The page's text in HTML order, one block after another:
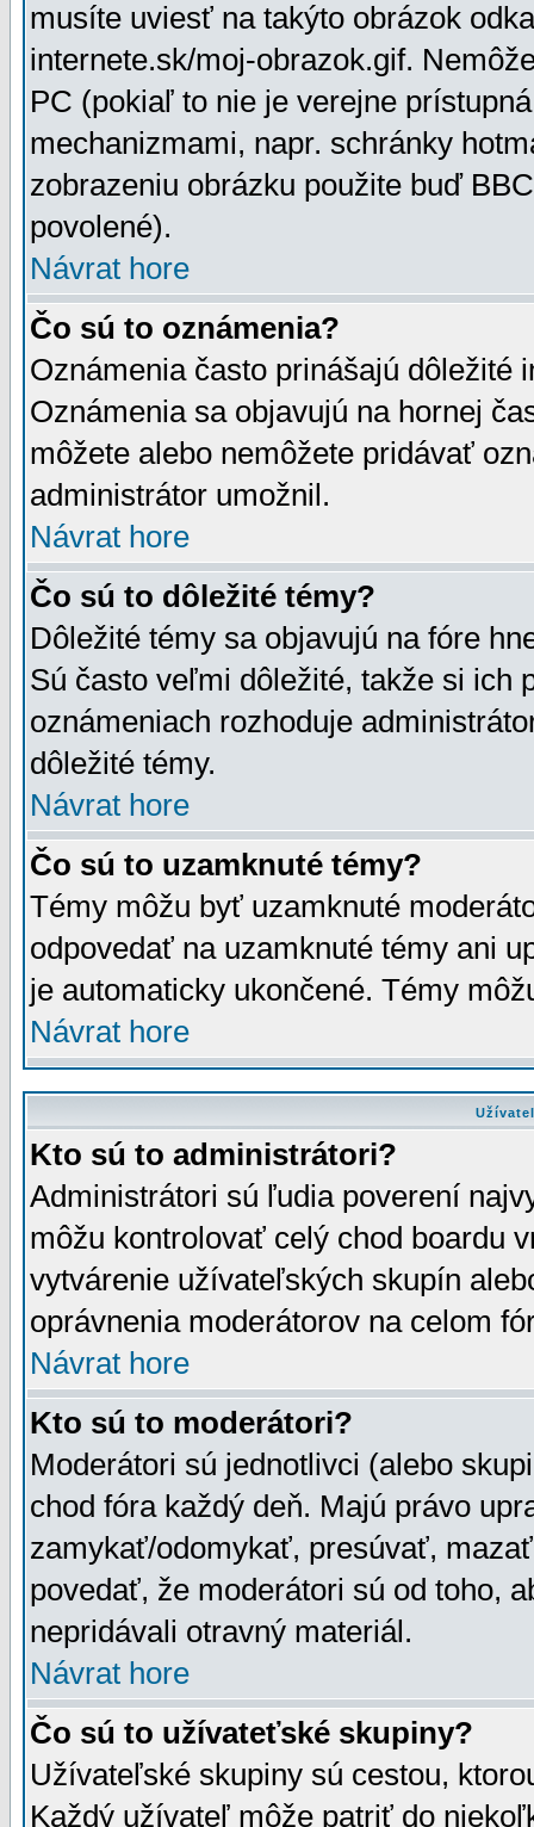
musíte uviesť na takýto obrázok
internete.sk/moj-obrazok.gif.
PC (pokiaľ to nie je verejne
mechanizmami, napr. schránky
zobrazeniu obrázku použite buď
povolené).
Návrat hore
Čo sú to oznámenia?
Oznámenia často prinášajú dôležité
Oznámenia sa objavujú na hornej
môžete alebo nemôžete pridávať
administrátor umožnil.
Návrat hore
Čo sú to dôležité témy?
Dôležité témy sa objavujú na fóre
Sú často veľmi dôležité, takže si ich
oznámeniach rozhoduje
dôležité témy.
Návrat hore
Čo sú to uzamknuté témy?
Témy môžu byť uzamknuté
odpovedať na uzamknuté témy ani
je automaticky ukončené. Témy
Návrat hore
Kto sú to administrátori?
Administrátori sú ľudia poverení
môžu kontrolovať celý chod boardu
vytvárenie užívateľských skupín
oprávnenia moderátorov na celom
Návrat hore
Kto sú to moderátori?
Moderátori sú jednotlivci (alebo
chod fóra každý deň. Majú právo
zamykať/odomykať, presúvať,
povedať, že moderátori sú od toho,
nepridávali otravný materiál.
Návrat hore
Čo sú to užívateťské skupiny?
Užívateľské skupiny sú cestou,
Každý užívateľ môže patriť do